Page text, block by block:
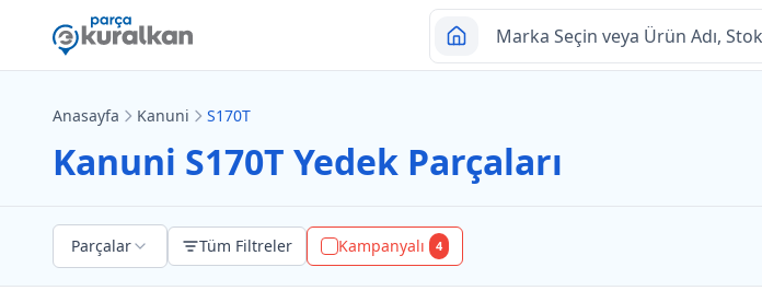
Anasayfa Kanuni S170T
Kanuni S170T Yedek Parçaları
Parçalar Tüm Filtreler Kampanyalı 4